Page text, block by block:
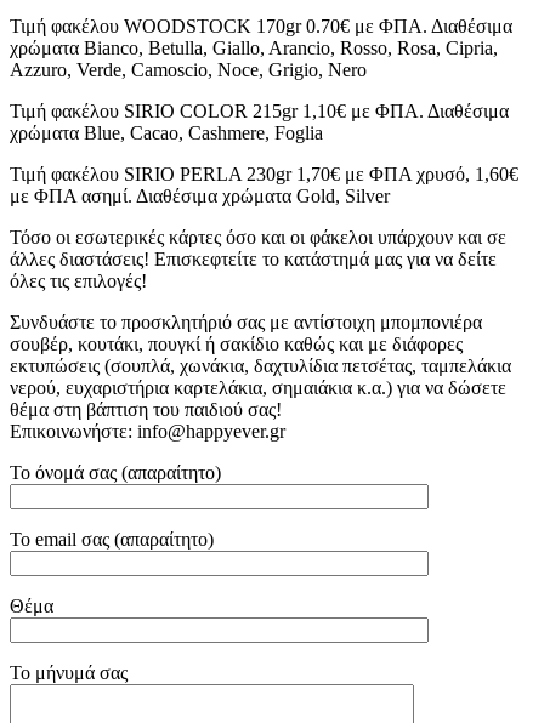
Τιμή φακέλου WOODSTOCK 170gr 0.70€ με ΦΠΑ. Διαθέσιμα
χρώματα Bianco, Betulla, Giallo, Arancio, Rosso, Rosa, Cipria,
Azzuro, Verde, Camoscio, Noce, Grigio, Nero
Τιμή φακέλου SIRIO COLOR 215gr 1,10€ με ΦΠΑ. Διαθέσιμα
χρώματα Blue, Cacao, Cashmere, Foglia
Τιμή φακέλου SIRIO PERLA 230gr 1,70€ με ΦΠΑ χρυσό, 1,60€
με ΦΠΑ ασημί. Διαθέσιμα χρώματα Gold, Silver
Τόσο οι εσωτερικές κάρτες όσο και οι φάκελοι υπάρχουν και σε
άλλες διαστάσεις! Επισκεφτείτε το κατάστημά μας για να δείτε
όλες τις επιλογές!
Συνδυάστε το προσκλητήριό σας με αντίστοιχη μπομπονιέρα
σουβέρ, κουτάκι, πουγκί ή σακίδιο καθώς και με διάφορες
εκτυπώσεις (σουπλά, χωνάκια, δαχτυλίδια πετσέτας, ταμπελάκια
νερού, ευχαριστήρια καρτελάκια, σημαιάκια κ.α.) για να δώσετε
θέμα στη βάπτιση του παιδιού σας!
Επικοινωνήστε: info@happyever.gr
Το όνομά σας (απαραίτητο)
Το email σας (απαραίτητο)
Θέμα
Το μήνυμά σας